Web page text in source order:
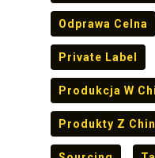
Odprawa Celna
Private Label
Produkcja W
Produkty Z Chin